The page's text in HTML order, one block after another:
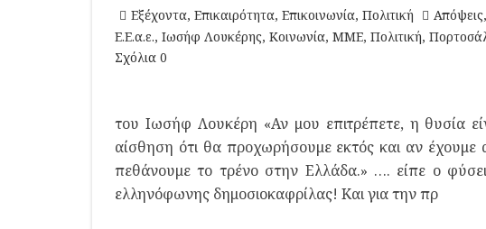
Εξέχοντα, Επικαιρότητα, Επικοινωνία, Πολιτική Απόψεις,
Ε.Ε.α.ε., Ιωσήφ Λουκέρης, Κοινωνία, ΜΜΕ, Πολιτική,
Σχόλια 0
του Ιωσήφ Λουκέρη «Αν μου επιτρέπετε, η θυσία
αίσθηση ότι θα προχωρήσουμε εκτός και αν έχουμε
πεθάνουμε το τρένο στην Ελλάδα.» …. είπε ο
ελληνόφωνης δημοσιοκαφρίλας! Kαι για την πρ